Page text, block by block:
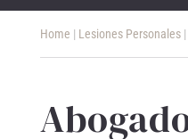
Home | Lesiones Personales|